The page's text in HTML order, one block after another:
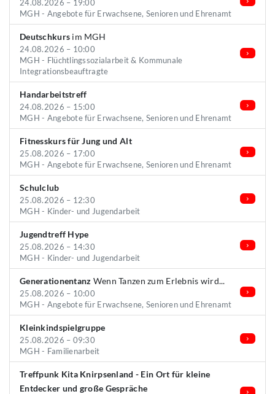
24.08.2026 – 19:00
MGH - Angebote für Erwachsene, Senioren und Ehrenamt
Deutschkurs im MGH
24.08.2026 – 10:00
MGH - Flüchtlingssozialarbeit & Kommunale
Integrationsbeauftragte
Handarbeitstreff
24.08.2026 – 15:00
MGH - Angebote für Erwachsene, Senioren und Ehrenamt
Fitnesskurs für Jung und Alt
25.08.2026 – 17:00
MGH - Angebote für Erwachsene, Senioren und Ehrenamt
Schulclub
25.08.2026 – 12:30
MGH - Kinder- und Jugendarbeit
Jugendtreff Hype
25.08.2026 – 14:30
MGH - Kinder- und Jugendarbeit
Generationentanz Wenn Tanzen zum Erlebnis wird...
25.08.2026 – 10:00
MGH - Angebote für Erwachsene, Senioren und Ehrenamt
Kleinkindspielgruppe
25.08.2026 – 09:30
MGH - Familienarbeit
Treffpunk Kita Knirpsenland - Ein Ort für kleine
Entdecker und große Gespräche